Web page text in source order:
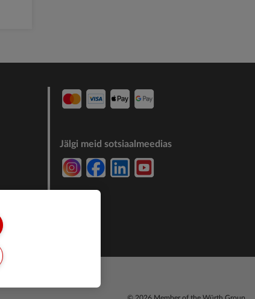
Jälgi meid sotsiaalmeedias